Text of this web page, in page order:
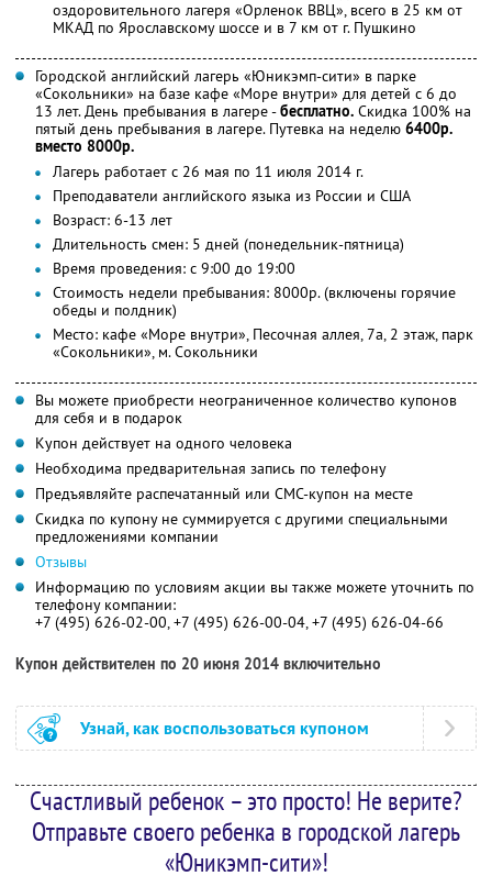
оздоровительного лагеря «Орленок ВВЦ», всего в 25 км от
МКАД по Ярославскому шоссе и в 7 км от г. Пушкино
Городской английский лагерь «Юникэмп-сити» в парке
«Сокольники» на базе кафе «Море внутри» для детей с 6 до
13 лет. День пребывания в лагере -бесплатно. Скидка 100% на
пятый день пребывания в лагере. Путевка на неделю 6400р.
вместо 8000р.
Лагерь работает с 26 мая по 11 июля 2014 г.
Преподаватели английского языка из России и США
Возраст: 6-13 лет
Длительность смен: 5 дней (понедельник-пятница)
Время проведения: с 9:00 до 19:00
Стоимость недели пребывания: 8000р. (включены горячие
обеды и полдник)
Место: кафе «Море внутри», Песочная аллея, 7а, 2 этаж, парк
«Сокольники», м. Сокольники
Вы можете приобрести неограниченное количество купонов
для себя и в подарок
Купон действует на одного человека
Необходима предварительная запись по телефону
Предъявляйте распечатанный или СМС-купон на месте
Скидка по купону не суммируется с другими специальными
предложениями компании
Отзывы
Информацию по условиям акции вы также можете уточнить по
телефону компании:
+7 (495) 626-02-00, +7 (495) 626-00-04, +7 (495) 626-04-66
Купон действителен по 20 июня 2014 включительно
Узнай, как воспользоваться купоном
Счастливый ребенок – это просто! Не верите?
Отправьте своего ребенка в городской лагерь
«Юникэмп-сити»!